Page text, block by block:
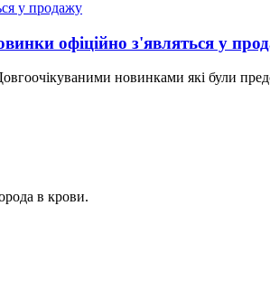
офіційно з'являться у
новинками які були
в крови.